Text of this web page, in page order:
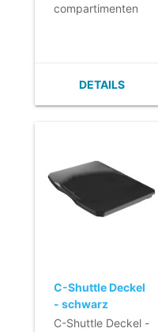
compartimenten
DETAILS
C-Shuttle Deckel
- schwarz
C-Shuttle Deckel -